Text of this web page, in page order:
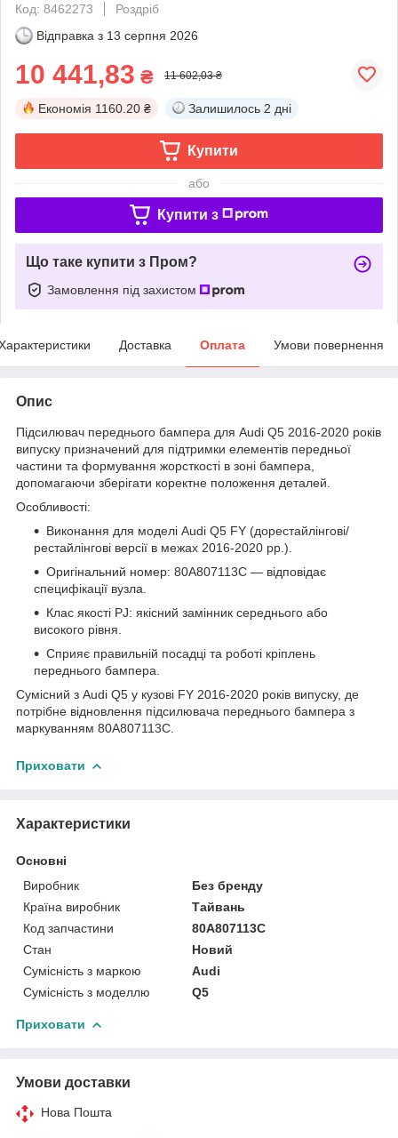
Код: 8462273
Роздріб
Відправка з 13 серпня 2026
10 441,83 ₴ 11 602,03 ₴
Економія 1160.20 ₴ Залишилось 2 дні
Купити
або
Купити з
Що таке купити з Пром?
Замовлення під захистом
Доставка Оплата Умови повернення
Опис
Підсилювач переднього бампера для Audi Q5 2016-2020 років
випуску призначений для підтримки елементів передньої
частини та формування жорсткості в зоні бампера,
допомагаючи зберігати коректне положення деталей.
Особливості:
Виконання для моделі Audi Q5 FY (дорестайлінгові/
рестайлінгові версії в межах 2016-2020 рр.).
Оригінальний номер: 80A807113C — відповідає
специфікації вузла.
Клас якості PJ: якісний замінник середнього або
високого рівня.
Сприяє правильній посадці та роботі кріплень
переднього бампера.
Сумісний з Audi Q5 у кузові FY 2016-2020 років випуску, де
потрібне відновлення підсилювача переднього бампера з
маркуванням 80A807113C.
Приховати
Характеристики
Основні
Виробник
Без бренду
Країна виробник
Тайвань
Код запчастини
80A807113C
Стан
Новий
Сумісність з маркою
Audi
Сумісність з моделлю
Q5
Приховати
Умови доставки
Нова Пошта